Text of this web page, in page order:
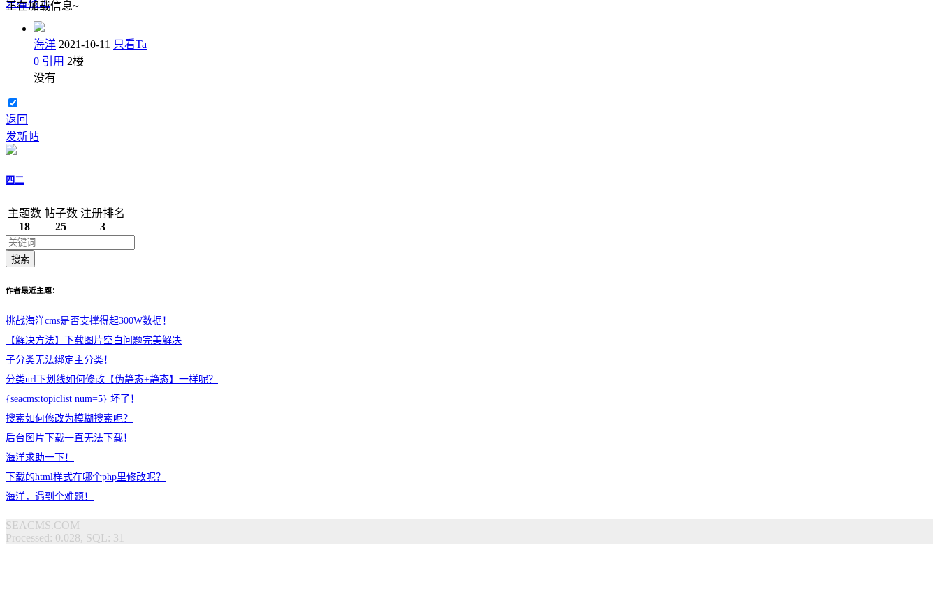
正在加载信息~
海洋 2021-10-11 只看Ta
0 引用 2楼
没有
返回
发新帖
四二
主题数
18
帖子数
25
注册排名
3
搜索
作者最近主题：
挑战海洋cms是否支撑得起300W数据！
【解决方法】下载图片空白问题完美解决
子分类无法绑定主分类！
分类url下划线如何修改【伪静态+静态】一样呢？
{seacms:topiclist num=5} 坏了！
搜索如何修改为模糊搜索呢？
后台图片下载一直无法下载！
海洋求助一下！
下载的html样式在哪个php里修改呢？
海洋，遇到个难题！
SEACMS.COM
Processed: 0.028, SQL: 31